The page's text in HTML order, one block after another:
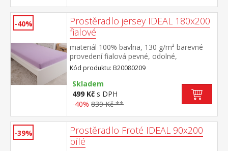
-40%
Prostěradlo jersey IDEAL 180x200
fialové
materiál 100% bavlna, 130 g/m² barevné
provedení fialová pevné, odolné,
stálobarevné, obšito gumou pro matrace
do výšky 25 cm pratelné do 60 °C
Kód produktu: B20080209
Skladem
499 Kč s DPH
-40% 839 Kč **
-39%
Prostěradlo Froté IDEAL 90x200
bílé